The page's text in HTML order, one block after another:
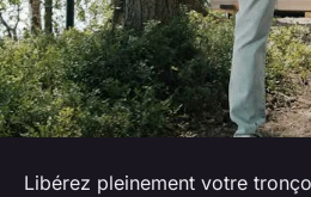
Libérez pleinement votre